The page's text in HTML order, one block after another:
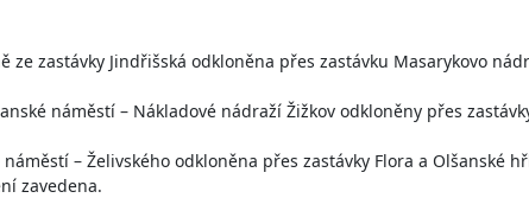
ze zastávky Jindřišská odkloněna přes zastávku Masarykovo
náměstí – Nákladové nádraží Žižkov odkloněny přes
– Želivského odkloněna přes zastávky Flora a Olšanské
zavedena.